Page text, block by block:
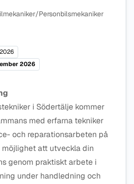
Personbilsmekaniker
2026
i Södertälje kommer
med erfarna tekniker
och reparationsarbeten på
möjlighet att utveckla din
genom praktiskt arbete i
under handledning och